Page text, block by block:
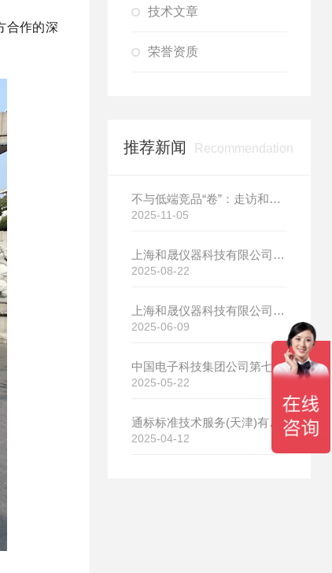
合作的深
技术文章
荣誉资质
推荐新闻 Recommendation
不与低端竞品“卷”：走访和晟科技，探寻国产热分析如何行稳致远
2025-11-05
上海和晟仪器科技有限公司新厂开工大吉
2025-08-22
上海和晟仪器科技有限公司新厂开工大吉
2025-06-09
中国电子科技集团公司第七研究所选购我司差示扫描量热仪
2025-05-22
通标标准技术服务(天津)有限公司选购我司HS-DR-5导热系数测试仪
2025-04-12